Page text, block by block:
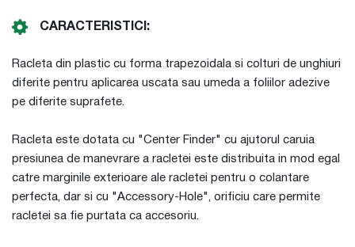
CARACTERISTICI:
Racleta din plastic cu forma trapezoidala si colturi de unghiuri
diferite pentru aplicarea uscata sau umeda a foliilor adezive
pe diferite suprafete.
Racleta este dotata cu "Center Finder" cu ajutorul caruia
presiunea de manevrare a racletei este distribuita in mod egal
catre marginile exterioare ale racletei pentru o colantare
perfecta, dar si cu "Accessory-Hole", orificiu care permite
racletei sa fie purtata ca accesoriu.